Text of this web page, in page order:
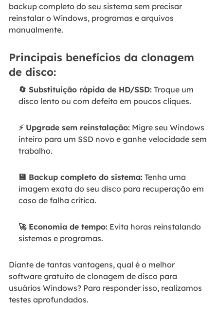
backup completo do seu sistema sem precisar
reinstalar o Windows, programas e arquivos
manualmente.
Principais benefícios da clonagem
de disco:
🔄 Substituição rápida de HD/SSD:Troque um
disco lento ou com defeito em poucos cliques.
⚡ Upgrade sem reinstalação:Migre seu Windows
inteiro para um SSD novo e ganhe velocidade sem
trabalho.
💾 Backup completo do sistema:Tenha uma
imagem exata do seu disco para recuperação em
caso de falha crítica.
🚀 Economia de tempo:Evita horas reinstalando
sistemas e programas.
Diante de tantas vantagens, qual é o melhor
software gratuito de clonagem de disco para
usuários Windows? Para responder isso, realizamos
testes aprofundados.